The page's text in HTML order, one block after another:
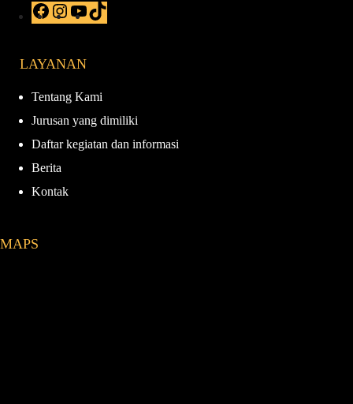
F
a
b
o
I
n
a
r
a
m
Y
o
e
i
LAYANAN
Tentang Kami
Jurusan yang dimiliki
Daftar kegiatan dan informasi
Berita
Kontak
MAPS